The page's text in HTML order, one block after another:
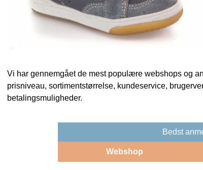
Vi har gennemgået de mest populære webshops og
prisniveau, sortimentstørrelse, kundeservice,
betalingsmuligheder.
Bedst
Webshop